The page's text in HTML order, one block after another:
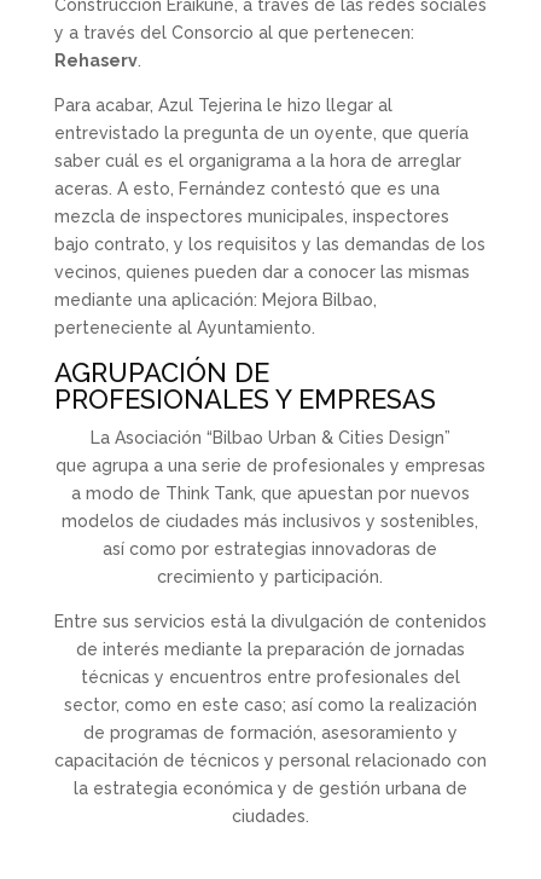
Construcción Eraikune, a través de las redes sociales
y a través del Consorcio al que pertenecen:
Rehaserv.
Para acabar, Azul Tejerina le hizo llegar al
entrevistado la pregunta de un oyente, que quería
saber cuál es el organigrama a la hora de arreglar
aceras. A esto, Fernández contestó que es una
mezcla de inspectores municipales, inspectores
bajo contrato, y los requisitos y las demandas de los
vecinos, quienes pueden dar a conocer las mismas
mediante una aplicación: Mejora Bilbao,
perteneciente al Ayuntamiento.
AGRUPACIÓN DE
PROFESIONALES Y EMPRESAS
La Asociación “Bilbao Urban & Cities Design”
que agrupa a una serie de profesionales y empresas
a modo de Think Tank, que apuestan por nuevos
modelos de ciudades más inclusivos y sostenibles,
así como por estrategias innovadoras de
crecimiento y participación.
Entre sus servicios está la divulgación de contenidos
de interés mediante la preparación de jornadas
técnicas y encuentros entre profesionales del
sector, como en este caso; así como la realización
de programas de formación, asesoramiento y
capacitación de técnicos y personal relacionado con
la estrategia económica y de gestión urbana de
ciudades.